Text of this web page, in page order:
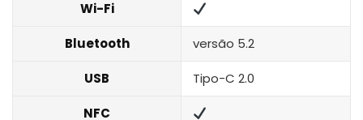
Wi-Fi
Bluetooth versão 5.2
USB Tipo-C 2.0
NFC